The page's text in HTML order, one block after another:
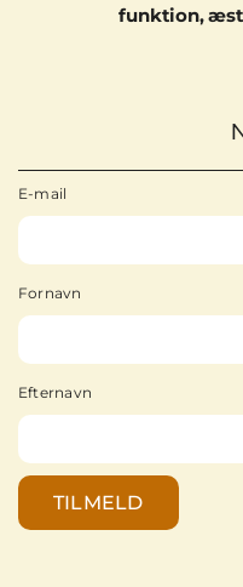
E-mail
Fornavn
Efternavn
TILMELD
funktion,